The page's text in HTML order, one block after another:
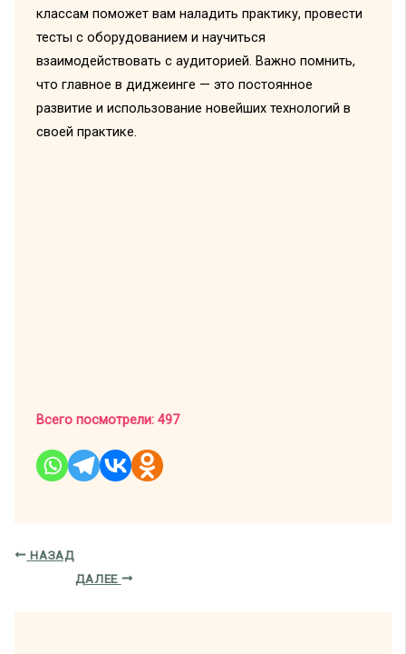
классам поможет вам наладить практику, провести
тесты с оборудованием и научиться
взаимодействовать с аудиторией. Важно помнить,
что главное в диджеинге — это постоянное
развитие и использование новейших технологий в
своей практике.
Всего посмотрели: 497
НАЗАД
ДАЛЕЕ